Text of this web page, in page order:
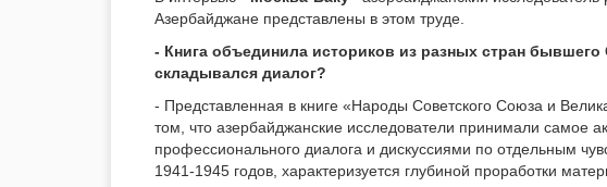
Азербайджане представлены в этом труде.
- Книга объединила историков из разных стран
складывался диалог?
- Представленная в книге «Народы Советского Союза и
том, что азербайджанские исследователи принимали самое
профессионального диалога и дискуссиями по отдельным
1941-1945 годов, характеризуется глубиной проработки